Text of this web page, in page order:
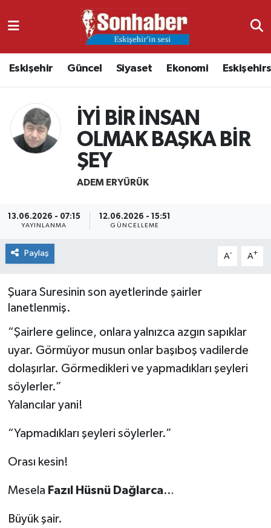
Eskişehir Güncel Siyaset Ekonomi
İYİ BİR İNSAN
OLMAK BAŞKA BİR
ŞEY
ADEM ERYÜRÜK
13.06.2026 - 07:15
YAYINLANMA
12.06.2026 - 15:51
GÜNCELLEME
Paylaş A- A+
Şuara Suresinin son ayetlerinde şairler
lanetlenmiş.
“Şairlere gelince, onlara yalnızca azgın sapıklar
uyar. Görmüyor musun onlar başıboş vadilerde
dolaşırlar. Görmedikleri ve yapmadıkları şeyleri
söylerler.”
Yalancılar yani!
“Yapmadıkları şeyleri söylerler.”
Orası kesin!
Mesela Fazıl Hüsnü Dağlarca…
Büyük şair.
Ekonomi
Güncel
Kültür & Sanat
Resmi İlanlar
Sağlık
Siyaset
Nöbetçi Eczaneler
Namaz Vakitleri
Trafik Durumu
Süper Lig Puan Durumu ve Fikstür
Son Dakika Haberleri
Haber Arşivi